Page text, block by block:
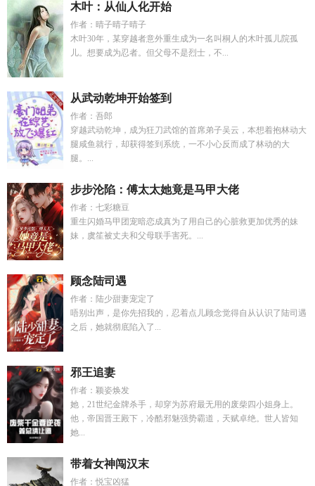
木叶：从仙人化开始
作者：晴子晴子晴子
木叶30年，某穿越者意外重生成为一名叫桐人的木叶孤儿院孤
儿。想要成为忍者。但父母不是烈士，不...
从武动乾坤开始签到
作者：吾郎
穿越武动乾坤，成为狂刀武馆的首席弟子吴云，本想着抱林动大
腿咸鱼就行，却获得签到系统，一不小心反而成了林动的大
腿。...
步步沦陷：傅太太她竟是马甲大佬
作者：七彩糖豆
重生闪婚马甲团宠暗恋成真为了用自己的心脏救更加优秀的妹
妹，虞笙被丈夫和父母联手害死。...
顾念陆司遇
作者：陆少甜妻宠定了
唔别出声，是你先招我的，忍着点儿顾念觉得自从认识了陆司遇
之后，她就彻底陷入了...
邪王追妻
作者：颖姿焕发
她，21世纪金牌杀手，却穿为苏府最无用的废柴四小姐身上。
他，帝国晋王殿下，冷酷邪魅强势霸道，天赋卓绝。世人皆知
她...
带着女神闯汉末
作者：悦宝凶猛